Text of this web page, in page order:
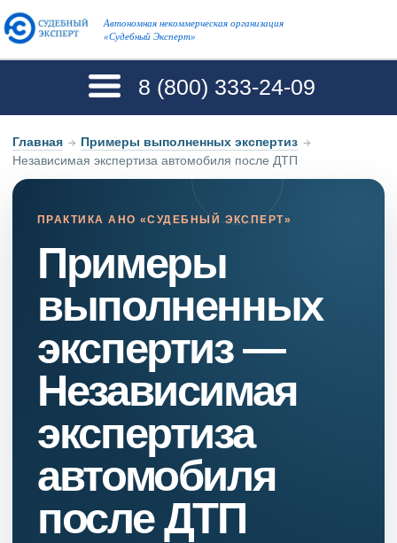
Автономная некоммерческая организация
«Судебный Эксперт»
8 (800) 333-24-09
Главная → Примеры выполненных экспертиз →
Независимая экспертиза автомобиля после ДТП
ПРАКТИКА АНО «СУДЕБНЫЙ ЭКСПЕРТ»
Примеры
выполненных
экспертиз —
Независимая
экспертиза
автомобиля
после ДТП